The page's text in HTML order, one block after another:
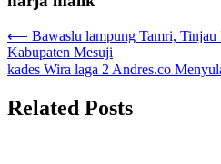
Navigasi
pos
⟵ Bawaslu lampung Tamri, Tinjau
Kabupaten Mesuji
kades Wira laga 2 Andres.co
Related Posts